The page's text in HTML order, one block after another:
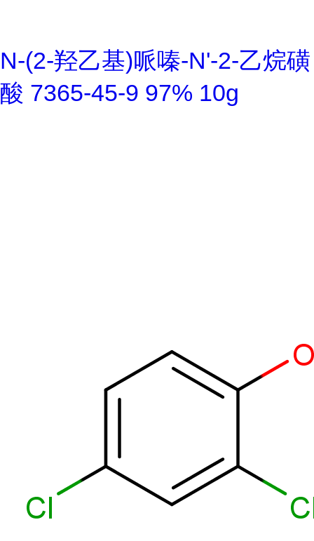
N-(2-羟乙基)哌嗪-N'-2-乙烷磺
酸 7365-45-9 97% 10g